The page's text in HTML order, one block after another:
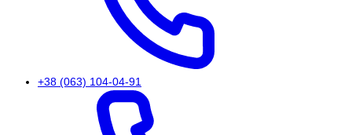
+38 (063) 104-04-91